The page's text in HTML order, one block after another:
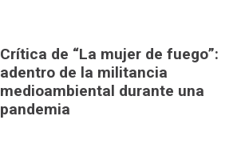
Crítica de “La mujer de fuego”:
adentro de la militancia
medioambiental durante una
pandemia